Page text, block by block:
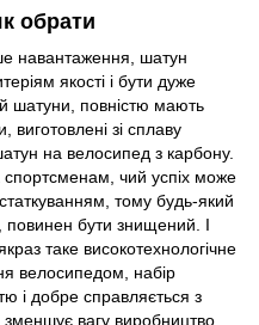
обрати
навантаження, шатун
якості і бути дуже
шатуни, повністю мають
виготовлені зі сплаву
на велосипед з карбону.
чий успіх може
тому будь-який
повинен бути знищений. І
таке високотехнологічне
велосипедом, набір
і добре справляється з
вагу виробництво